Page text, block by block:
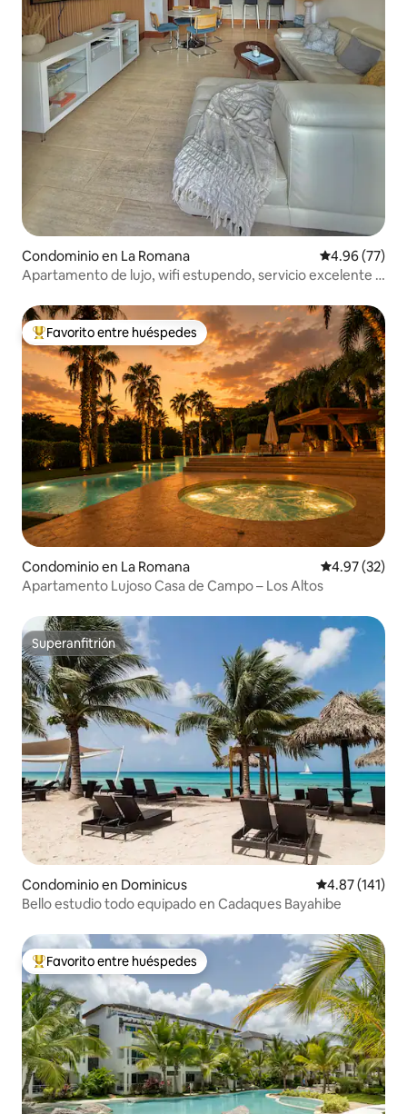
Condominio en La Romana Calificación
4.96 (77)
Apartamento de lujo, wifi estupendo, servicio excelente y
De los mejores en Favorito entre huéspedes
Favorito entre huéspedes
Condominio en La Romana Calificación
4.97 (32)
Apartamento Lujoso Casa de Campo – Los Altos
Superanfitrión
Superanfitrión
Condominio en Dominicus Calificación
4.87 (141)
Bello estudio todo equipado en Cadaques Bayahibe
De los mejores en Favorito entre huéspedes
Favorito entre huéspedes